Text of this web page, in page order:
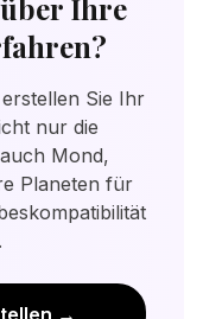
oder das
die
verstehen.
Tag
Erfolg liegt in
der
Die
der
Ihre
Sie Ihr
nur die
Mond,
Planeten für
→